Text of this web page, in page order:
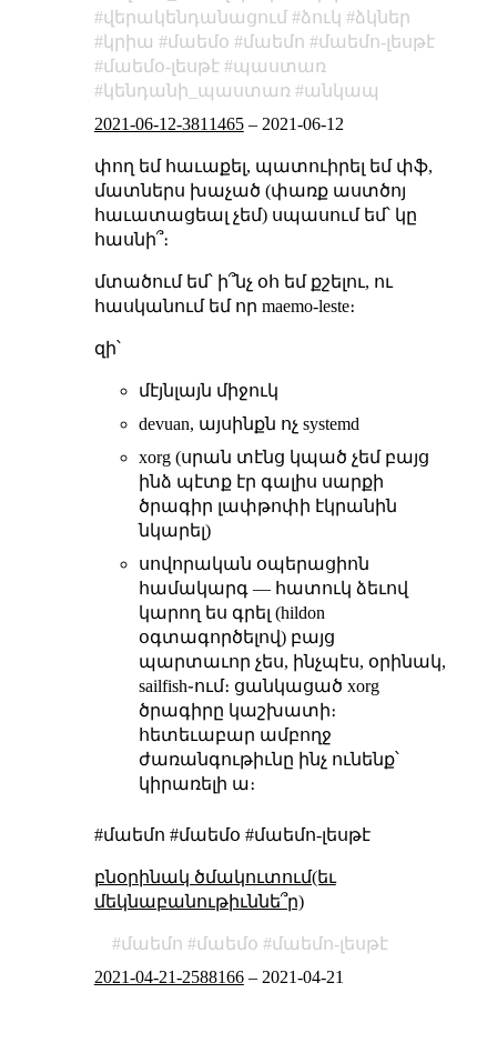
վերակենդանացում
ձուկ
ձկներ
կրիա
մաեմօ մաեմո
մաեմո-լեսթէ
մաեմօ-լեսթէ
պաստառ
կենդանի_պաստառ
անկապ
2021-06-12-3811465– 2021-06-12
փող եմ հաւաքել, պատուիրել եմ փֆ,
մատներս խաչած (փառք աստծոյ
հաւատացեալ չեմ) սպասում եմ՝ կը
հասնի՞։
մտածում եմ՝ ի՞նչ օհ եմ քշելու, ու
հասկանում եմ որ maemo-leste։
զի՝
մէյնլայն միջուկ
devuan, այսինքն ոչ systemd
xorg (սրան տէնց կպած չեմ բայց
ինձ պէտք էր գալիս սարքի
ծրագիր լափթոփի էկրանին
նկարել)
սովորական օպերացիոն
համակարգ — հատուկ ձեւով
կարող ես գրել (hildon
օգտագործելով) բայց
պարտաւոր չես, ինչպէս, օրինակ,
sailfish֊ում։ ցանկացած xorg
ծրագիրը կաշխատի։
հետեւաբար ամբողջ
ժառանգութիւնը ինչ ունենք՝
կիրառելի ա։
#մաեմո #մաեմօ #մաեմո-լեսթէ
բնօրինակ ծմակուտում(եւ
մեկնաբանութիւննե՞ր)
մաեմո մաեմօ
մաեմո-լեսթէ
2021-04-21-2588166– 2021-04-21